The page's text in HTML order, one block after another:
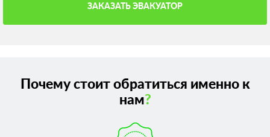
ЗАКАЗАТЬ ЭВАКУАТОР
Почему стоит обратиться именно к
нам?